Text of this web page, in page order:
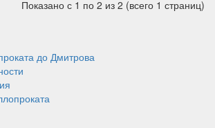
Показано с 1 по 2 из 2 (всего 1 страниц)
до Дмитрова